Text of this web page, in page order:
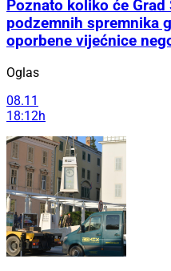
Poznato koliko će
podzemnih spremnika
oporbene vijećnice
Oglas
08.11
18:12h